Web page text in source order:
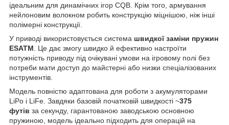
ідеальним для динамічних ігор CQB. Крім того, армування
нейлоновим волокном робить конструкцію міцнішою, ніж інші
полімерні конструкції.
У приводі використовується система швидкої заміни пружин
ESATM . Це дає змогу швидко й ефективно настроїти
потужність приводу під очікувані умови на ігровому полі без
потреби мати доступ до майстерні або низки спеціалізованих
інструментів.
Модель повністю адаптована для роботи з акумуляторами
LiPo і LiFe. Завдяки базовій початковій швидкості ~375
футів за секунду, гарантованою заводською основною
пружиною, модель ідеально підходить для операцій на